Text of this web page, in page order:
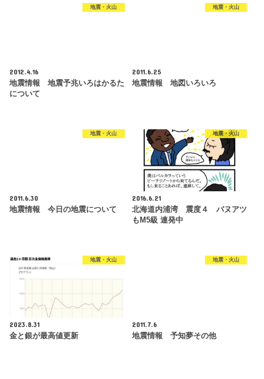
地震・火山
2012.4.16
地震情報 地震予兆いろはかるた
について
地震・火山
2011.6.25
地震情報 地図いろいろ
地震・火山
2011.6.30
地震情報 今日の地震について
地震・火山
2016.6.21
北海道内浦湾 震度４ バヌアツ
もM5級 連発中
地震・火山
2023.8.31
金と銀が最高値更新
地震・火山
2011.7.6
地震情報 予知夢その他